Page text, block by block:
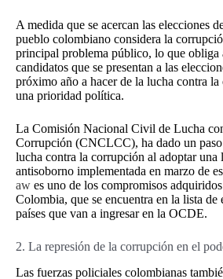
A medida que se acercan las elecciones
pueblo colombiano considera la
principal problema público, lo que obliga
candidatos que se presentan a las
próximo año a hacer de la lucha contra
una prioridad política.
La Comisión Nacional Civil de Lucha
Corrupción (CNCLCC), ha dado un
lucha contra la corrupción al adoptar una
antisoborno implementada en marzo de
aw es uno de los compromisos
Colombia, que se encuentra en la lista de
países que van a ingresar en la OCDE.
2. La represión de la corrupción en el
Las fuerzas policiales colombianas